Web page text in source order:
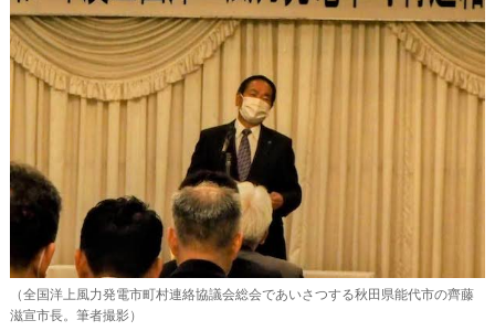
（全国洋上風力発電市町村連絡協議会総会であいさつする秋田県能代市の齊藤
滋宣市長。筆者撮影）